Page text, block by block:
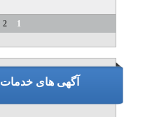
1
2
آگهی های خدمات